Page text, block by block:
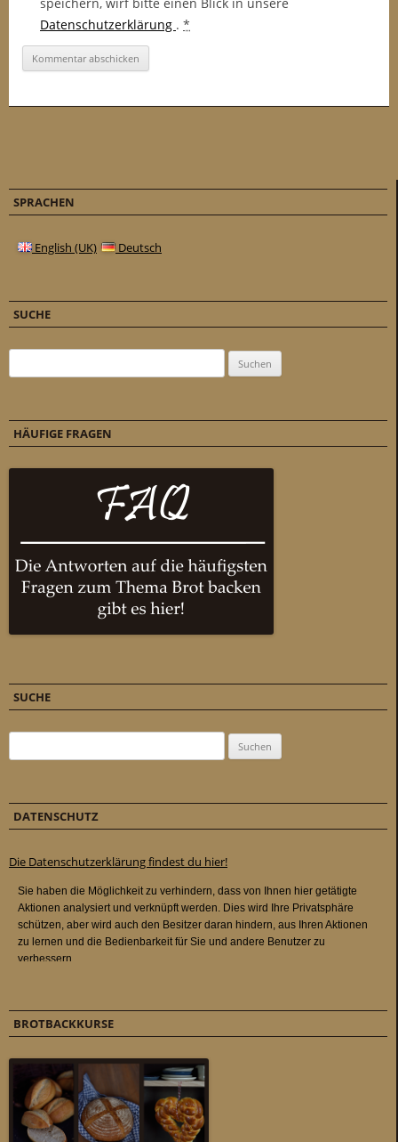
Datenschutzerklärung . *
SPRACHEN
English (UK) Deutsch
SUCHE
HÄUFIGE FRAGEN
SUCHE
DATENSCHUTZ
Die Datenschutzerklärung findest du hier!
BROTBACKKURSE